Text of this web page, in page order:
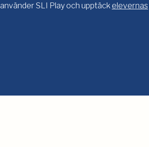
använder SLI Play och upptäckelevernas